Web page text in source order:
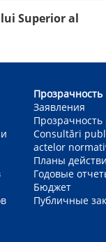
Superior al
Прозрачность
Заявления
Consultări
actelor
Планы
Годовые
Бюджет
Публичные